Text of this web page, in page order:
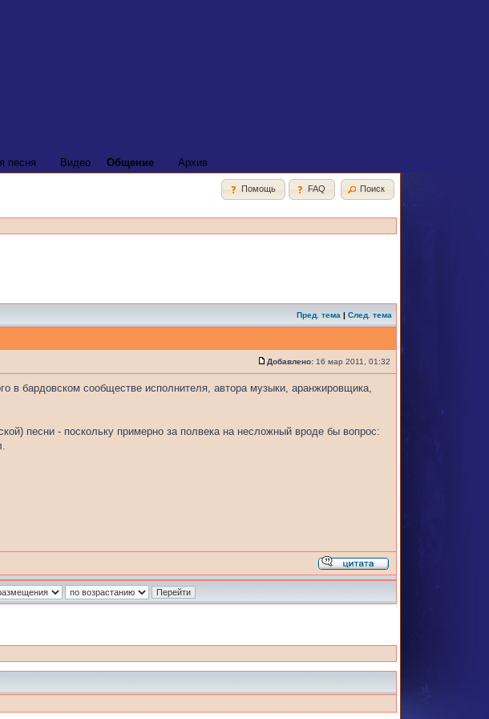
песня Видео Общение Архив
Помощь FAQ
Поиск
Пред. тема | След. тема
Добавлено: 16 мар 2011, 01:32
в бардовском сообществе исполнителя, автора музыки, аранжировщика,
песни - поскольку примерно за полвека на несложный вроде бы вопрос: